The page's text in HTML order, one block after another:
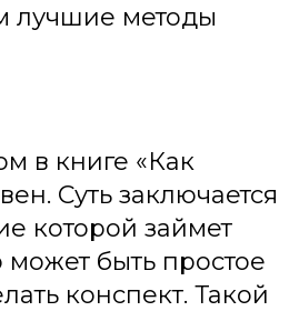
лучшие методы
в книге «Как
Суть заключается
которой займет
может быть простое
конспект. Такой